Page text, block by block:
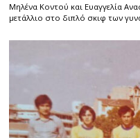
Μηλένα Κοντού και Ευαγγελία
μετάλλιο στο διπλό σκιφ των